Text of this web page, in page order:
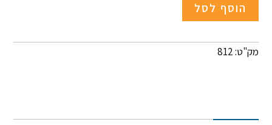
הוסף לסל
מק"ט: 812